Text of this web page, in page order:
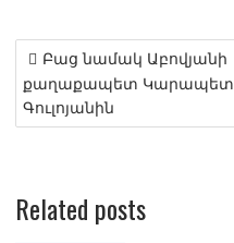
Post
navigation
Բաց նամակ Աբովյանի
քաղաքապետ Կարապետ
Գուլոյանին
Related posts